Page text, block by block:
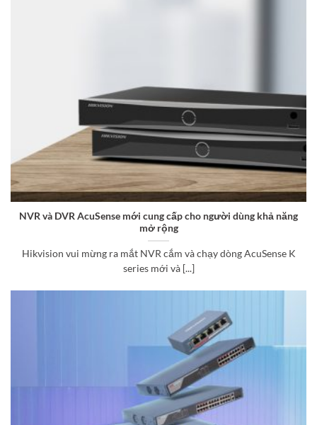
NVR và DVR AcuSense mới cung cấp cho người dùng khả năng
mở rộng
Hikvision vui mừng ra mắt NVR cắm và chạy dòng AcuSense K
series mới và [...]